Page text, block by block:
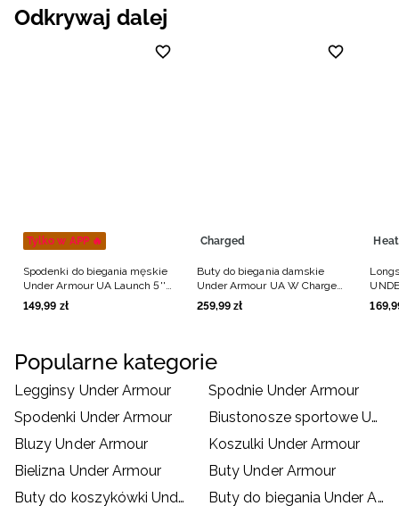
Odkrywaj dalej
Tylko w APP 🔥
Spodenki do biegania męskie
Under Armour UA Launch 5''
Shorts - czarne
149,99 zł
Charged
Buty do biegania damskie
Under Armour UA W Charged
Surge 4 - białe
259,99 zł 169,
Popularne kategorie
Legginsy Under Armour
Spodnie Under Armour
Spodenki Under Armour
Biustonosze sportowe Under Armour
Bluzy Under Armour
Koszulki Under Armour
Bielizna Under Armour
Buty Under Armour
Buty do koszykówki Under Armour
Buty do biegania Under Armour